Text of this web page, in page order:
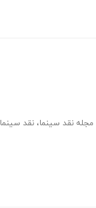
مجله نقد سینما، نقد سینما